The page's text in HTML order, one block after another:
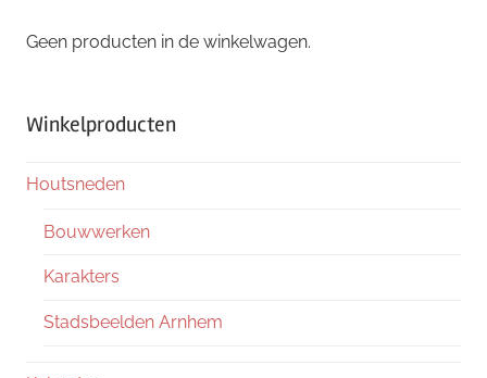
Geen producten in de winkelwagen.
Winkelproducten
Houtsneden
Bouwwerken
Karakters
Stadsbeelden Arnhem